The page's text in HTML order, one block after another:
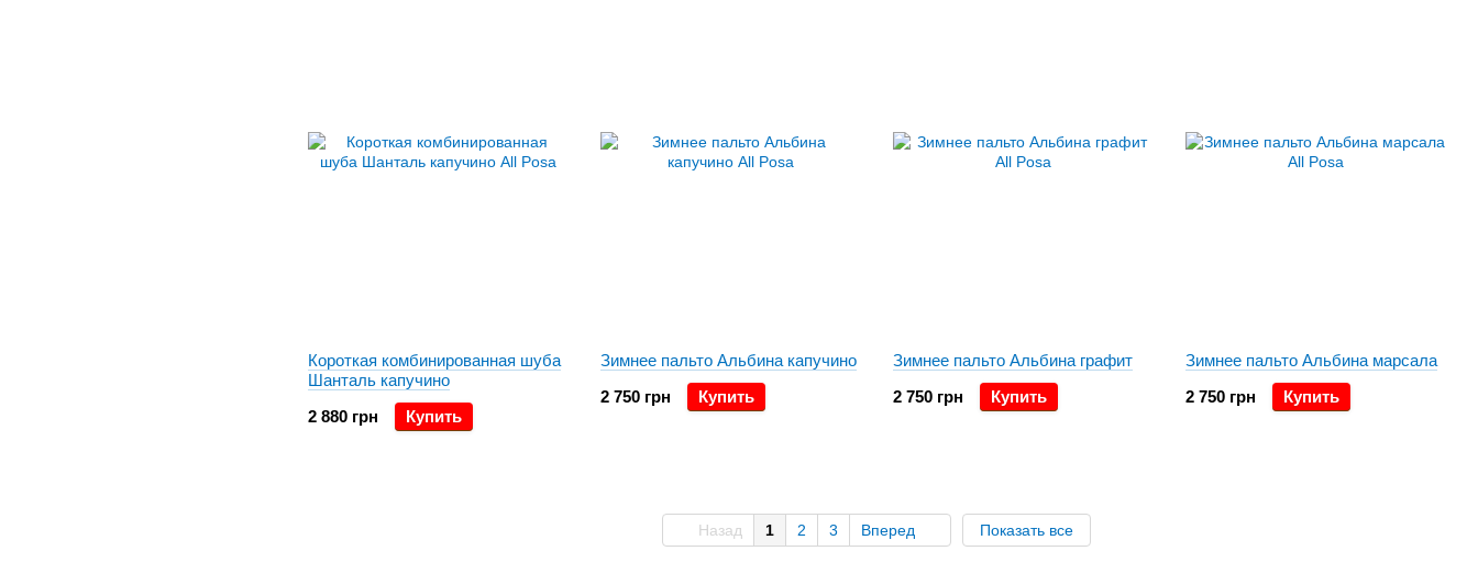
Короткая комбинированная шуба
Шанталь капучино
2 880 грн
Купить
Зимнее пальто Альбина капучино
2 750 грн
Купить
Зимнее пальто Альбина графит
2 750 грн
Купить
Зимнее пальто Альбина марсала
2 750 грн
Купить
Назад 1 2 3 Вперед Показать все